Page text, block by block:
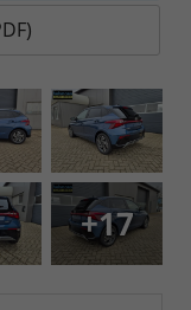
+17